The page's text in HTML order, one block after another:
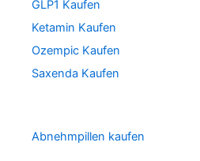
GLP1 Kaufen
Ketamin Kaufen
Ozempic Kaufen
Saxenda Kaufen
Abnehmpillen kaufen